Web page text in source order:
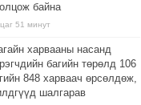
байна
51 минут
харвааны насанд
багийн төрөлд 106
848 харваач өрсөлдөж,
шалгарав